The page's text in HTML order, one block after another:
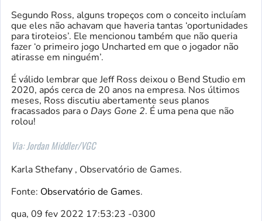
Segundo Ross, alguns tropeços com o conceito incluíam
que eles não achavam que haveria tantas ‘oportunidades
para tiroteios’. Ele mencionou também que não queria
fazer ‘o primeiro jogo Uncharted em que o jogador não
atirasse em ninguém’.
É válido lembrar que Jeff Ross deixou o Bend Studio em
2020, após cerca de 20 anos na empresa. Nos últimos
meses, Ross discutiu abertamente seus planos
fracassados para o Days Gone 2. É uma pena que não
rolou!
Via: Jordan Middler/VGC
Karla Sthefany , Observatório de Games.
Fonte: Observatório de Games.
qua, 09 fev 2022 17:53:23 -0300